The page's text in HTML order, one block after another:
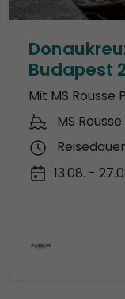
Budapest
Mit MS
MS
13.08. -